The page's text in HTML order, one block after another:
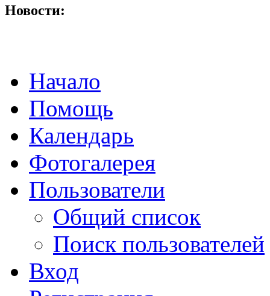
Новости:
Начало
Помощь
Календарь
Фотогалерея
Пользователи
Общий список
Поиск пользователей
Вход